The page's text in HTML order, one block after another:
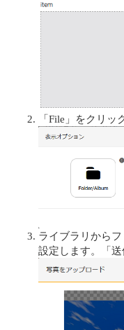
「File」をクリッ
ライブラリから
設定します。「送